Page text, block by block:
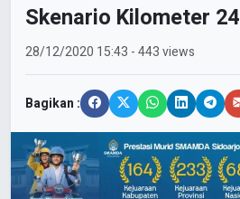
Skenario Kilometer 24
28/12/2020 15:43 - 443 views
Bagikan :